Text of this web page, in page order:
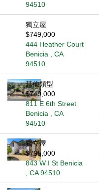
94510
獨立屋
$749,000
444 Heather Court
Benicia , CA
94510
其他類型
$749,000
811 E 6th Street
Benicia , CA
94510
獨立屋
$795,000
843 W I St Benicia
, CA 94510